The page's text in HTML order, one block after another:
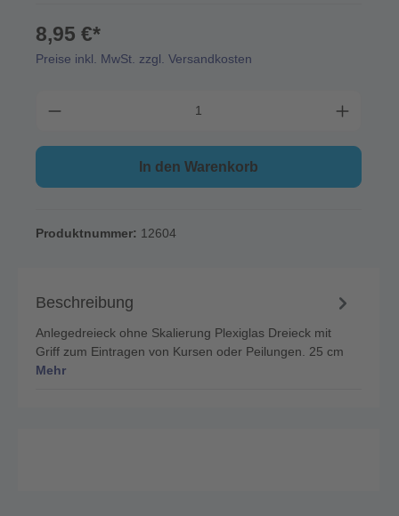
8,95 €*
Preise inkl. MwSt. zzgl. Versandkosten
In den Warenkorb
Produktnummer: 12604
Beschreibung
Anlegedreieck ohne Skalierung Plexiglas Dreieck mit
Griff zum Eintragen von Kursen oder Peilungen. 25 cm
Mehr